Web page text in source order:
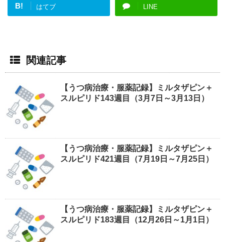
B! はてブ LINE
関連記事
【うつ病治療・服薬記録】ミルタザピン＋
スルピリド143週目（3月7日～3月13日）
【うつ病治療・服薬記録】ミルタザピン＋
スルピリド421週目（7月19日～7月25日）
【うつ病治療・服薬記録】ミルタザピン＋
スルピリド183週目（12月26日～1月1日）